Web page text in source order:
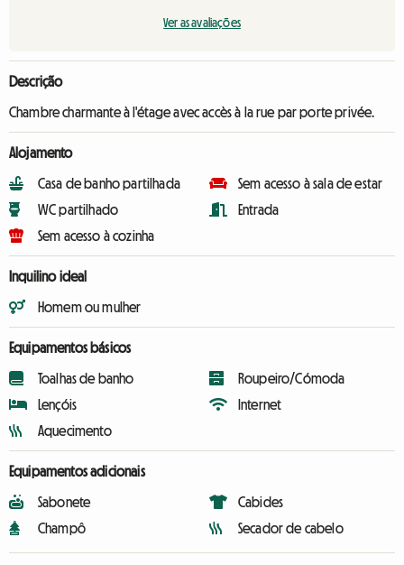
Ver as avaliações
Descrição
Chambre charmante à l'étage avec accès à la rue par porte privée.
Alojamento
Casa de banho partilhada
WC partilhado
Sem acesso à cozinha
Sem acesso à sala de estar
Entrada
Inquilino ideal
Homem ou mulher
Equipamentos básicos
Toalhas de banho
Lençóis
Aquecimento
Roupeiro/Cómoda
Internet
Equipamentos adicionais
Sabonete
Champô
Cabides
Secador de cabelo